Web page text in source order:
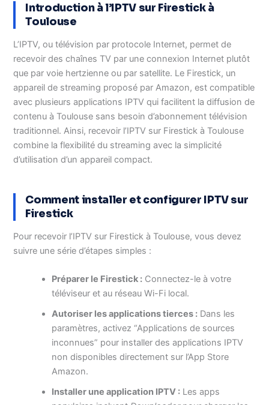
Introduction à l’IPTV sur Firestick à
Toulouse
L’IPTV, ou télévision par protocole Internet, permet de
recevoir des chaînes TV par une connexion Internet plutôt
que par voie hertzienne ou par satellite. Le Firestick, un
appareil de streaming proposé par Amazon, est compatible
avec plusieurs applications IPTV qui facilitent la diffusion de
contenu à Toulouse sans besoin d’abonnement télévision
traditionnel. Ainsi, recevoir l’IPTV sur Firestick à Toulouse
combine la flexibilité du streaming avec la simplicité
d’utilisation d’un appareil compact.
Comment installer et configurer IPTV sur
Firestick
Pour recevoir l’IPTV sur Firestick à Toulouse, vous devez
suivre une série d’étapes simples :
Préparer le Firestick : Connectez-le à votre
téléviseur et au réseau Wi-Fi local.
Autoriser les applications tierces : Dans les
paramètres, activez “Applications de sources
inconnues” pour installer des applications IPTV
non disponibles directement sur l’App Store
Amazon.
Installer une application IPTV : Les apps